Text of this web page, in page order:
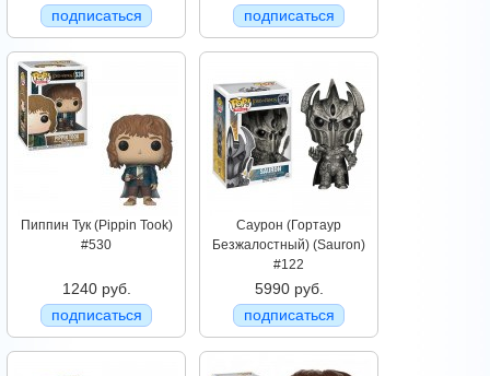
подписаться
подписаться
Пиппин Тук (Pippin Took)
#530
1240 руб.
подписаться
Саурон (Гортаур
Безжалостный) (Sauron)
#122
5990 руб.
подписаться